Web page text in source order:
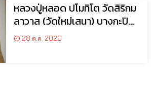
หลวงปู่หลอด ปโมทิโต วัดสิริกม
ลาวาส (วัดใหม่เสนา) บางกะปิ
กรุงเทพฯ
28 ต.ค. 2020